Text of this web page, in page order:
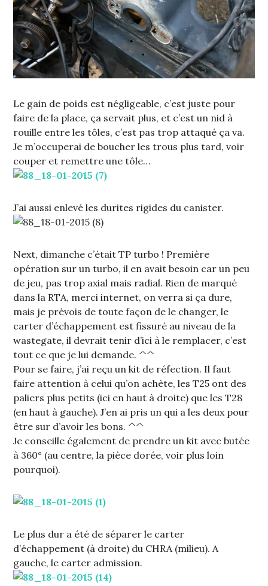
Le gain de poids est négligeable, c’est juste pour
faire de la place, ça servait plus, et c’est un nid à
rouille entre les tôles, c’est pas trop attaqué ça va.
Je m’occuperai de boucher les trous plus tard, voir
couper et remettre une tôle…
J’ai aussi enlevé les durites rigides du canister.
Next, dimanche c’était TP turbo ! Première
opération sur un turbo, il en avait besoin car un peu
de jeu, pas trop axial mais radial. Rien de marqué
dans la RTA, merci internet, on verra si ça dure,
mais je prévois de toute façon de le changer, le
carter d’échappement est fissuré au niveau de la
wastegate, il devrait tenir d’ici à le remplacer, c’est
tout ce que je lui demande. ^^
Pour se faire, j’ai reçu un kit de réfection. Il faut
faire attention à celui qu’on achète, les T25 ont des
paliers plus petits (ici en haut à droite) que les T28
(en haut à gauche). J’en ai pris un qui a les deux pour
être sur d’avoir les bons. ^^
Je conseille également de prendre un kit avec butée
à 360° (au centre, la pièce dorée, voir plus loin
pourquoi).
Le plus dur a été de séparer le carter
d’échappement (à droite) du CHRA (milieu). A
gauche, le carter admission.